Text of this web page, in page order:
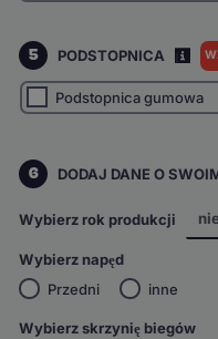
5 PODSTOPNICA
Podstopnica gumowa
6 DODAJ DANE O
Wybierz rok produkcji
Wybierz napęd
Przedni
inne
Wybierz skrzynię biegów